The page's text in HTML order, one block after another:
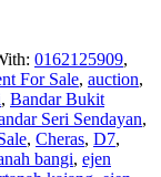
0162125909,
For Sale, auction,
, Bandar Bukit
Seri Sendayan,
, Cheras, D7,
bangi, ejen